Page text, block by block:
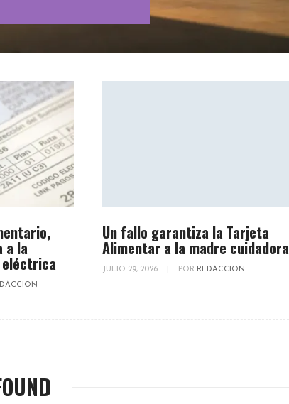
a la
Un fallo garantiza la Tarjeta
Alimentar a la madre cuidadora
JULIO 29, 2026 POR REDACCION